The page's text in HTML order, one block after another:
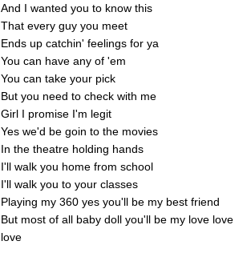
And I wanted you to know this
That every guy you meet
Ends up catchin' feelings for ya
You can have any of 'em
You can take your pick
But you need to check with me
Girl I promise I'm legit
Yes we'd be goin to the movies
In the theatre holding hands
I'll walk you home from school
I'll walk you to your classes
Playing my 360 yes you'll be my best friend
But most of all baby doll you'll be my love love
love